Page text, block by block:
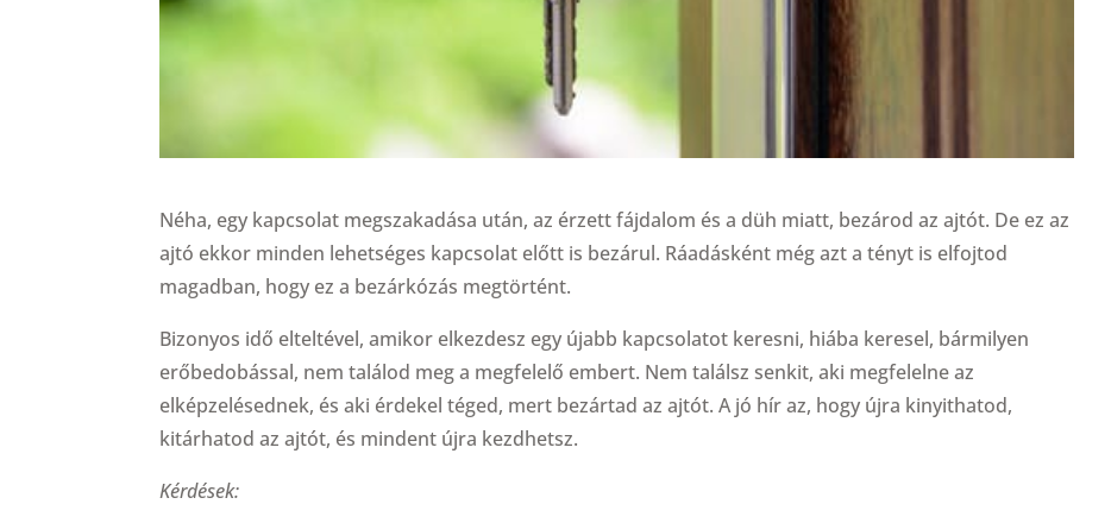
Néha, egy kapcsolat megszakadása után, az érzett fájdalom és a düh miatt, bezárod az ajtót. De ez az
ajtó ekkor minden lehetséges kapcsolat előtt is bezárul. Ráadásként még azt a tényt is elfojtod
magadban, hogy ez a bezárkózás megtörtént.
Bizonyos idő elteltével, amikor elkezdesz egy újabb kapcsolatot keresni, hiába keresel, bármilyen
erőbedobással, nem találod meg a megfelelő embert. Nem találsz senkit, aki megfelelne az
elképzelésednek, és aki érdekel téged, mert bezártad az ajtót. A jó hír az, hogy újra kinyithatod,
kitárhatod az ajtót, és mindent újra kezdhetsz.
Kérdések: